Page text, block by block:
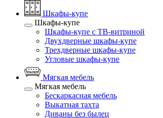
Шкафы-купе
Шкафы-купе
Шкафы-купе с ТВ-витриной
Двухдверные шкафы-купе
Трехдверные шкафы-купе
Угловые шкафы-купе
Мягкая мебель
Мягкая мебель
Бескаркасная мебель
Выкатная тахта
Диваны без былец